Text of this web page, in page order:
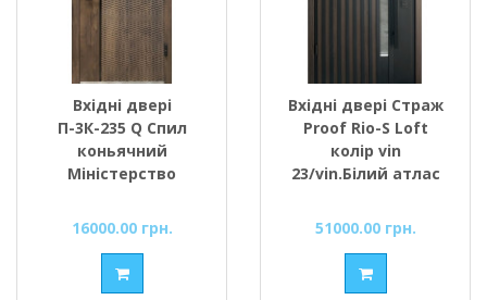
Вхідні двері
П-3К-235 Q Спил
коньячний
Міністерство
16000.00 грн.
Вхідні двері Страж
Proof Rio-S Loft
колір vin
23/vin.Білий атлас
51000.00 грн.